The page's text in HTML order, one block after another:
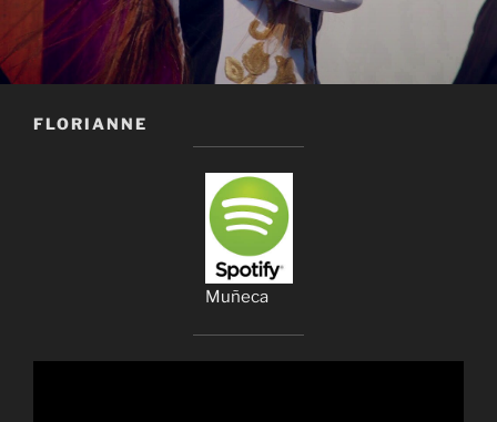
FLORIANNE
Muñeca